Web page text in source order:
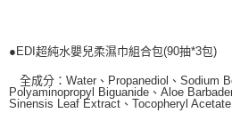
●EDI超純水嬰兒柔濕巾組合包(90抽*3包)
全成分：Water、Propanediol、Sodium
Polyaminopropyl Biguanide、Aloe
Sinensis Leaf Extract、Tocopheryl Acetate